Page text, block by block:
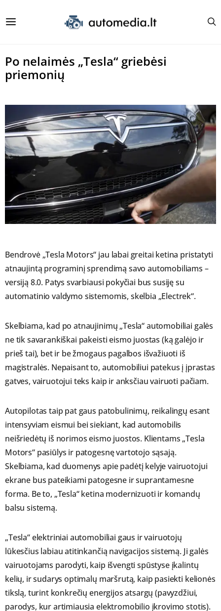
Po nelaimės „Tesla“ griebėsi
priemonių
Bendrovė „Tesla Motors“ jau labai greitai ketina pristatyti
atnaujintą programinį sprendimą savo automobiliams –
versiją 8.0. Patys svarbiausi pokyčiai bus susiję su
automatinio valdymo sistemomis, skelbia „Electrek“.
Skelbiama, kad po atnaujinimų „Tesla“ automobiliai galės
ne tik savarankiškai pakeisti eismo juostas (ką galėjo ir
prieš tai), bet ir be žmogaus pagalbos išvažiuoti iš
magistralės. Nepaisant to, automobiliui patekus į įprastas
gatves, vairuotojui teks kaip ir anksčiau vairuoti pačiam.
Autopilotas taip pat gaus patobulinimų, reikalingų esant
intensyviam eismui bei siekiant, kad automobilis
neišriedėtų iš norimos eismo juostos. Klientams „Tesla
Motors“ pasiūlys ir patogesnę vartotojo sąsają.
Skelbiama, kad duomenys apie padėtį kelyje vairuotojui
ekrane bus pateikiami patogesne ir suprantamesne
forma. Be to, „Tesla“ ketina modernizuoti ir komandų
balsu sistemą.
„Tesla“ elektriniai automobiliai gaus ir vairuotojų
lūkesčius labiau atitinkančią navigacijos sistemą. Ji galės
vairuotojams parodyti, kaip išvengti spūstyse įkalintų
kelių, ir sudarys optimalų maršrutą, kaip pasiekti kelionės
tikslą, turint konkrečių energijos atsargų (pavyzdžiui,
parodys, kur artimiausia elektromobilio įkrovimo stotis).